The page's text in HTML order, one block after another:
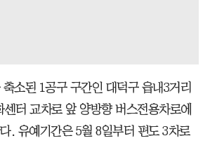
소된 1공구 구간인 대덕구 읍내3거리
터 교차로 앞 양방향 버스전용차로에
. 유예기간은 5월 8일부터 편도 3차로